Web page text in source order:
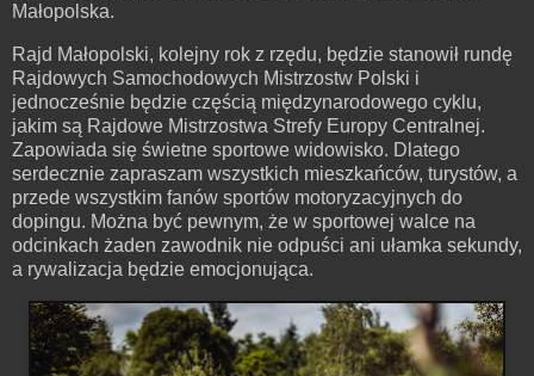
Małopolska.
Rajd Małopolski, kolejny rok z rzędu, będzie stanowił rundę
Rajdowych Samochodowych Mistrzostw Polski i
jednocześnie będzie częścią międzynarodowego cyklu,
jakim są Rajdowe Mistrzostwa Strefy Europy Centralnej.
Zapowiada się świetne sportowe widowisko. Dlatego
serdecznie zapraszam wszystkich mieszkańców, turystów, a
przede wszystkim fanów sportów motoryzacyjnych do
dopingu. Można być pewnym, że w sportowej walce na
odcinkach żaden zawodnik nie odpuści ani ułamka sekundy,
a rywalizacja będzie emocjonująca.